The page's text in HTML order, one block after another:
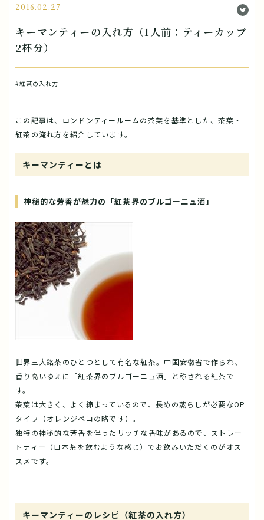
2016.02.27
キーマンティーの入れ方（1人前：ティーカップ
2杯分）
#紅茶の入れ方
この記事は、ロンドンティールームの茶葉を基準とした、茶葉・
紅茶の淹れ方を紹介しています。
キーマンティーとは
神秘的な芳香が魅力の「紅茶界のブルゴーニュ酒」
世界三大銘茶のひとつとして有名な紅茶。中国安徽省で作られ、
香り高いゆえに「紅茶界のブルゴーニュ酒」と称される紅茶で
す。
茶葉は大きく、よく締まっているので、長めの蒸らしが必要なOP
タイプ（オレンジペコの略です）。
独特の神秘的な芳香を伴ったリッチな香味があるので、ストレー
トティー（日本茶を飲むような感じ）でお飲みいただくのがオス
スメです。
キーマンティーのレシピ（紅茶の入れ方）